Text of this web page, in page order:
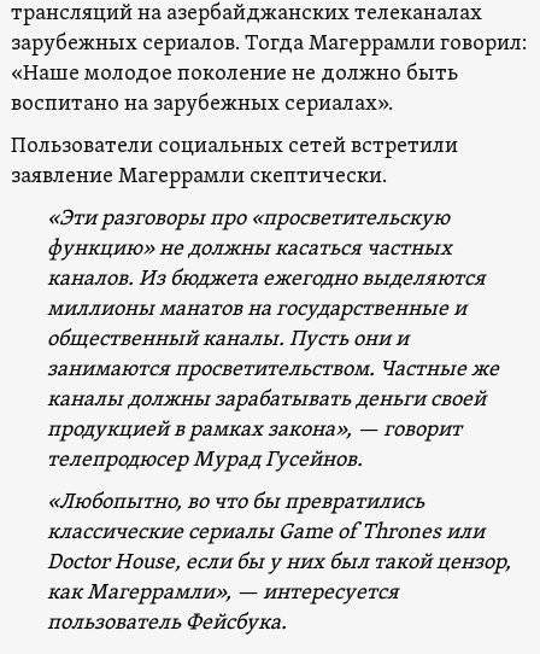
трансляций на азербайджанских телеканалах
зарубежных сериалов. Тогда Магеррамли говорил:
«Наше молодое поколение не должно быть
воспитано на зарубежных сериалах».
Пользователи социальных сетей встретили
заявление Магеррамли скептически.
«Эти разговоры про «просветительскую
функцию» не должны касаться частных
каналов. Из бюджета ежегодно выделяются
миллионы манатов на государственные и
общественный каналы. Пусть они и
занимаются просветительством. Частные же
каналы должны зарабатывать деньги своей
продукцией в рамках закона», — говорит
телепродюсер Мурад Гусейнов.
«Любопытно, во что бы превратились
классические сериалы Game of Thronesили
Doctor House, если бы у них был такой цензор,
как Магеррамли», —интересуется
пользователь Фейсбука.